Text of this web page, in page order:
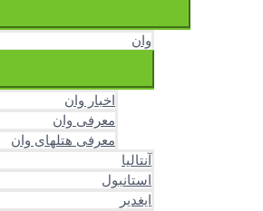
وان
اخبار وان
معرفی وان
معرفی هتلهای وان
آنتالیا
استانبول
ایغدیر